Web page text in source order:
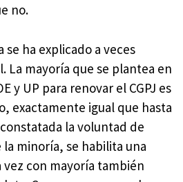
no.
ha explicado a veces
La mayoría que se plantea en
y UP para renovar el CGPJ es
exactamente igual que hasta
la voluntad de
minoría, se habilita una
con mayoría también